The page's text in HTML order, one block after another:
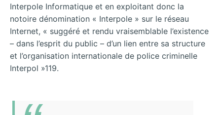
Interpole Informatique et en exploitant donc la
notoire dénomination « Interpole » sur le réseau
Internet, « suggéré et rendu vraisemblable l’existence
– dans l’esprit du public – d’un lien entre sa structure
et l’organisation internationale de police criminelle
Interpol »119.